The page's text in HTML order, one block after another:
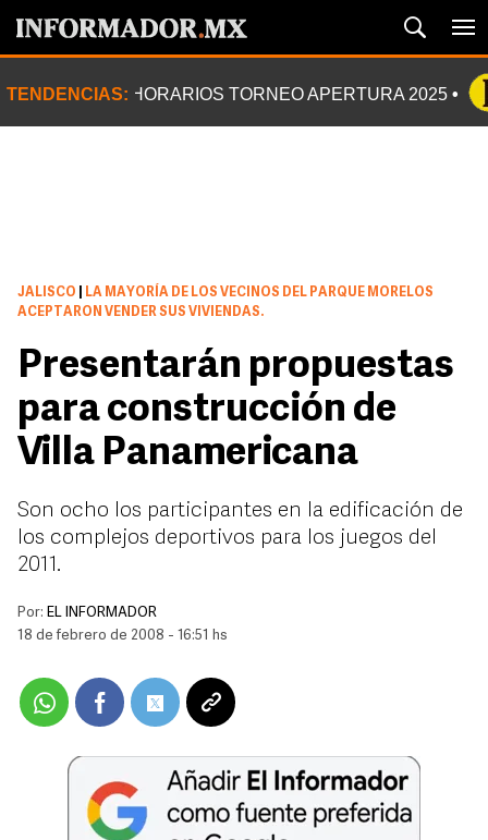
TENDENCIAS: HORARIOS TORNEO APERTURA 2025
JALISCO
LA MAYORÍA DE LOS VECINOS DEL PARQUE MORELOS
ACEPTARON VENDER SUS VIVIENDAS.
Presentarán propuestas
para construcción de
Villa Panamericana
Son ocho los participantes en la edificación de
los complejos deportivos para los juegos del
2011.
Por: EL INFORMADOR
18 de febrero de 2008 - 16:51 hs